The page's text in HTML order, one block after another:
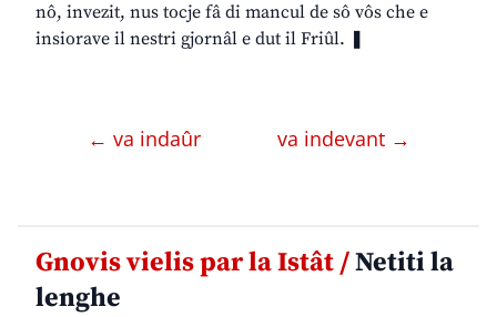
nô, invezit, nus tocje fâ di mancul de sô vôs che e
insiorave il nestri gjornâl e dut il Friûl. ❚
← va indaûr va indevant →
Gnovis vielis par la Istât /Netiti la
lenghe